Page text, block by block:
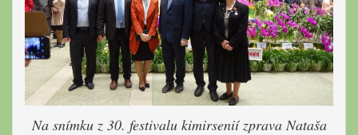
Na snímku z 30. festivalu kimirsenií zprava Nataša